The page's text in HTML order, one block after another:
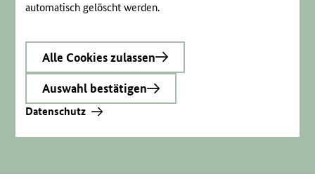
automatisch gelöscht werden.
Alle Cookies zulassen
Auswahl bestätigen
Datenschutz